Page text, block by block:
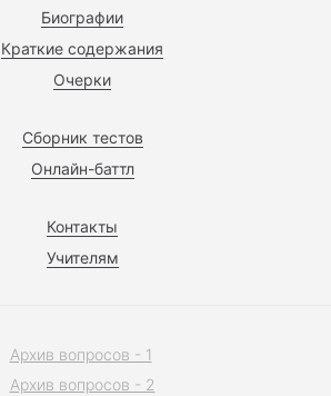
Биографии
Краткие содержания
Очерки
Сборник тестов
Онлайн-баттл
Контакты
Учителям
Архив вопросов - 1
Архив вопросов - 2